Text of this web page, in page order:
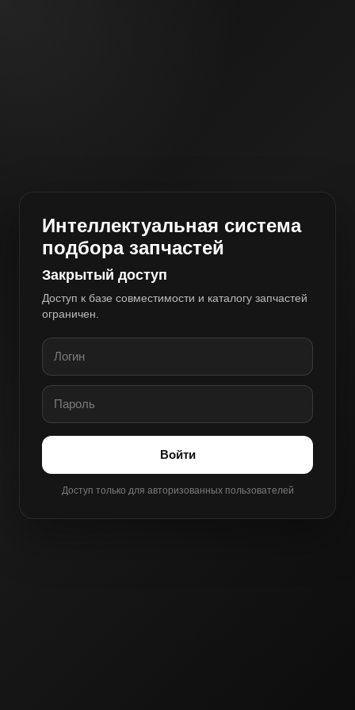
Интеллектуальная система
подбора запчастей
Закрытый доступ
Доступ к базе совместимости и каталогу запчастей
ограничен.
Войти
Доступ только для авторизованных пользователей